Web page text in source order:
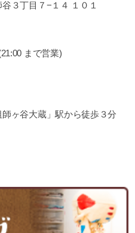
３丁目７−１４ １０１
まで営業)
ヶ谷大蔵」駅から徒歩３分